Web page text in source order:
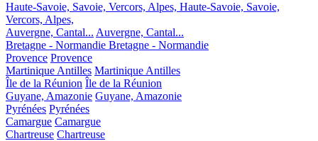
Haute-Savoie, Savoie, Vercors, Alpes, Haute-Savoie, Savoie,
Vercors, Alpes,
Auvergne, Cantal... Auvergne, Cantal...
Bretagne - Normandie Bretagne - Normandie
Provence Provence
Martinique Antilles Martinique Antilles
Île de la Réunion Île de la Réunion
Guyane, Amazonie Guyane, Amazonie
Pyrénées Pyrénées
Camargue Camargue
Chartreuse Chartreuse